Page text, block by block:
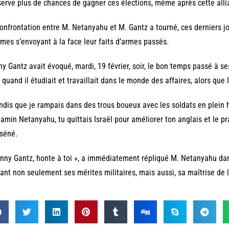
plus de chances de gagner ces élections, même après cette
entre M. Netanyahu et M. Gantz a tourné, ces derniers
s’envoyant à la face leur faits d’armes passés.
Gantz avait évoqué, mardi, 19 février, soir, le bon temps passé à
quand il étudiait et travaillait dans le monde des affaires, alors que
que je rampais dans des trous boueux avec les soldats en
Netanyahu, tu quittais Israël pour améliorer ton anglais et le
Gantz, honte à toi », a immédiatement répliqué M. Netanyahu
non seulement ses mérites militaires, mais aussi, sa maîtrise de